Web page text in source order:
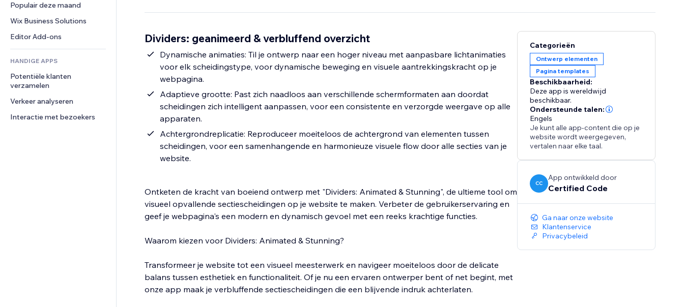
Prijzen en abonnementen
Crowdfunding
Eten en drinken
Bestanden delen
Nieuws
Knoppen en menu's
Banners en badges
Rekenmachines
Zoeken
Weer
Grafieken en tabellen
Opmerkingen
Telefoonnummer
Community
Beoordelingen en testimonials
CRM
Populair deze maand
Wix Business Solutions
Editor Add-ons
HANDIGE APPS
Potentiële klanten
verzamelen
Verkeer analyseren
Interactie met bezoekers
Dividers: geanimeerd & verbluffend overzicht
Dynamische animaties: Til je ontwerp naar een hoger niveau met aanpasbare lichtanimaties
voor elk scheidingstype, voor dynamische beweging en visuele aantrekkingskracht op je
webpagina.
Adaptieve grootte: Past zich naadloos aan verschillende schermformaten aan doordat
scheidingen zich intelligent aanpassen, voor een consistente en verzorgde weergave op alle
apparaten.
Achtergrondreplicatie: Reproduceer moeiteloos de achtergrond van elementen tussen
scheidingen, voor een samenhangende en harmonieuze visuele flow door alle secties van je
website.
Ontketen de kracht van boeiend ontwerp met "Dividers: Animated & Stunning", de ultieme tool om
visueel opvallende sectiescheidingen op je website te maken. Verbeter de gebruikerservaring en
geef je webpagina's een modern en dynamisch gevoel met een reeks krachtige functies.
Waarom kiezen voor Dividers: Animated & Stunning?
Transformeer je website tot een visueel meesterwerk en navigeer moeiteloos door de delicate
balans tussen esthetiek en functionaliteit. Of je nu een ervaren ontwerper bent of net begint, met
onze app maak je verbluffende sectiescheidingen die een blijvende indruk achterlaten.
Categorieën
Ontwerp elementen
Pagina templates
Beschikbaarheid:
Deze app is wereldwijd
beschikbaar.
Ondersteunde talen:
Engels
Je kunt alle app-content die op je
website wordt weergegeven,
vertalen naar elke taal.
CC
App ontwikkeld door
Certified Code
Ga naar onze website
Klantenservice
Privacybeleid